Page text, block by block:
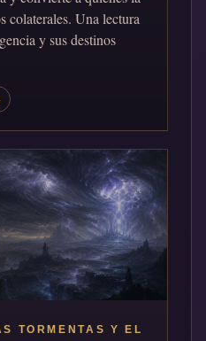
colaterales. Una lectura
y sus destinos
TORMENTAS Y EL